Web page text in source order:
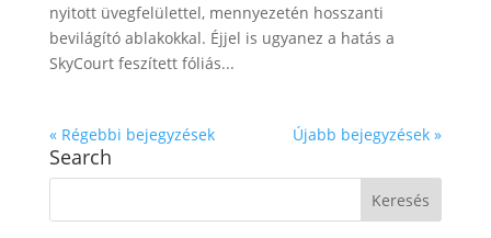
nyitott üvegfelülettel, mennyezetén hosszanti
bevilágító ablakokkal. Éjjel is ugyanez a hatás a
SkyCourt feszített fóliás...
« Régebbi bejegyzések Újabb bejegyzések »
Search